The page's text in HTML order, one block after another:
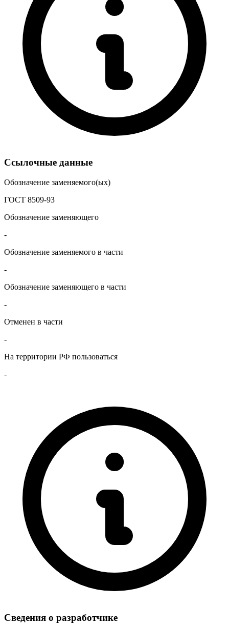
Ссылочные данные
Обозначение заменяемого(ых)
ГОСТ 8509-93
Обозначение заменяющего
-
Обозначение заменяемого в части
-
Обозначение заменяющего в части
-
Отменен в части
-
На территории РФ пользоваться
-
Сведения о разработчике